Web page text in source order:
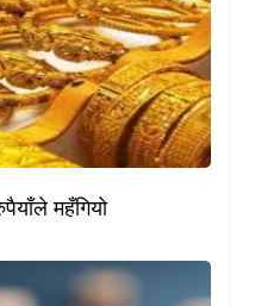
महँगियो